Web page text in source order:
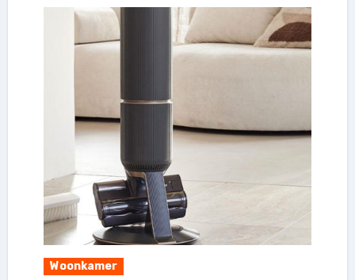
Woonkamer